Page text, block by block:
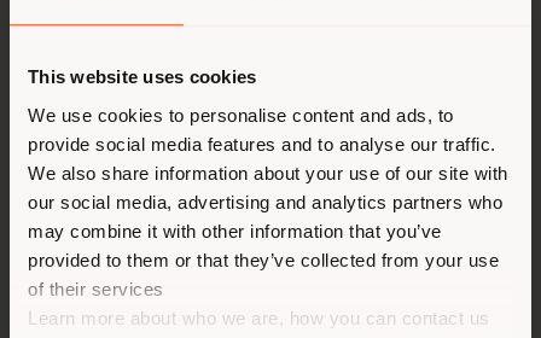
This website uses cookies
We use cookies to personalise content and ads, to
provide social media features and to analyse our traffic.
We also share information about your use of our site with
our social media, advertising and analytics partners who
may combine it with other information that you’ve
provided to them or that they’ve collected from your use
of their services
Learn more about who we are, how you can contact us
KONTAKTE
Telefon 267 455 0374
EINEN TERMIN ANFRAGEN
Sie browsen in einem anderen
Land als Ihrem Standort. Wir
empfehlen Ihnen, sich richtig
zu orientieren, um Einkäufe
tätigen zu können. (us)
UNTERNEHMEN